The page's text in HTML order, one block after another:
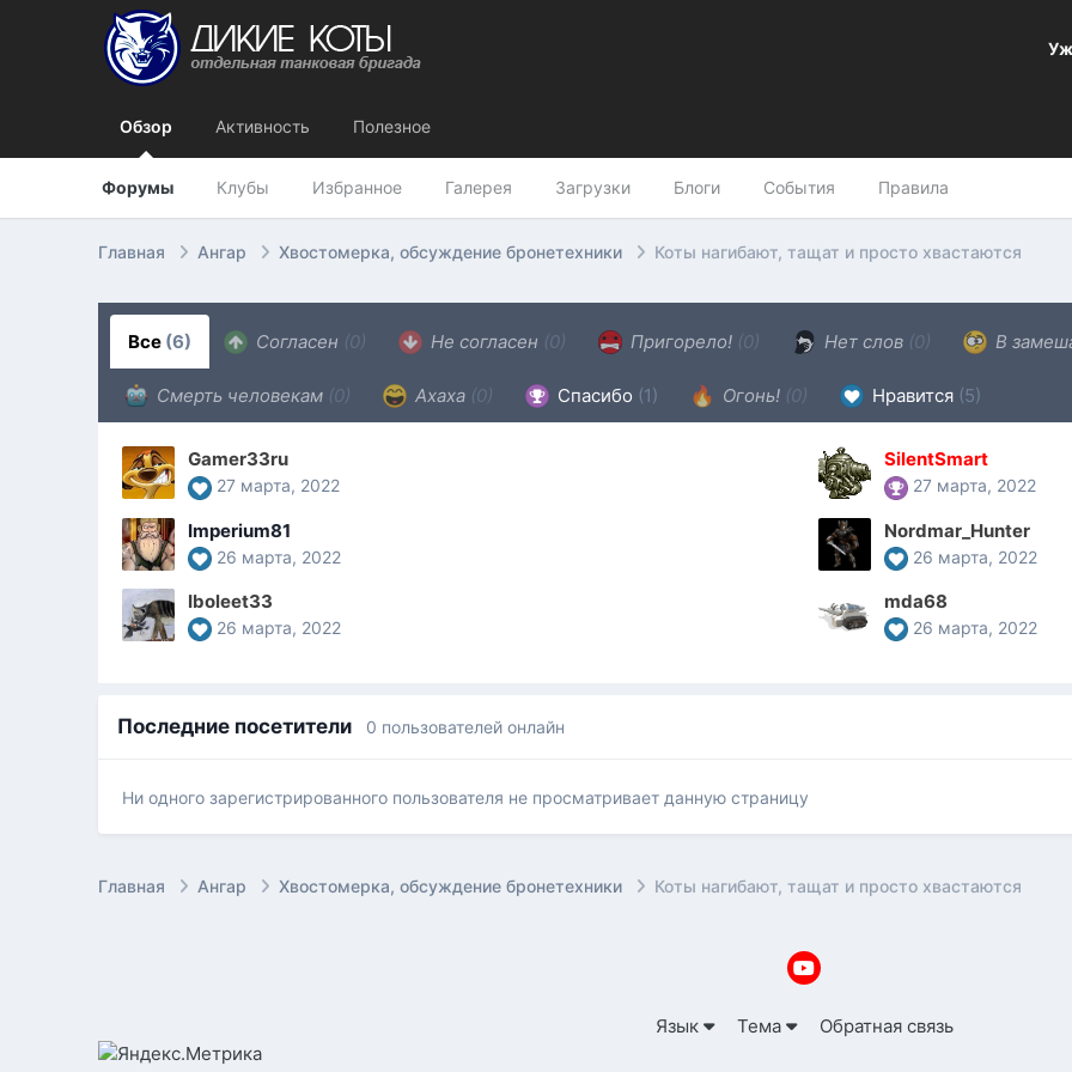
Обзор
Форумы Клубы Избранное Галерея Загрузки Блоги События Правила
Активность Полезное
Главная Ангар Хвостомерка, обсуждение бронетехники Коты нагибают, тащат и просто хвастаются
Все (6) Согласен (0) Не согласен (0) Пригорело! (0) Нет слов (0) В
Смерть человекам (0) Ахаха (0) Спасибо (1) Огонь! (0) Нравится (5)
Gamer33ru
27 марта, 2022
SilentSmart
27 марта, 2022
Imperium81
26 марта, 2022
Nordmar_Hunter
26 марта, 2022
Iboleet33
26 марта, 2022
mda68
26 марта, 2022
Последние посетители 0 пользователей онлайн
Ни одного зарегистрированного пользователя не просматривает данную страницу
Главная Ангар Хвостомерка, обсуждение бронетехники Коты нагибают, тащат и просто хвастаются
Язык Тема Обратная связь